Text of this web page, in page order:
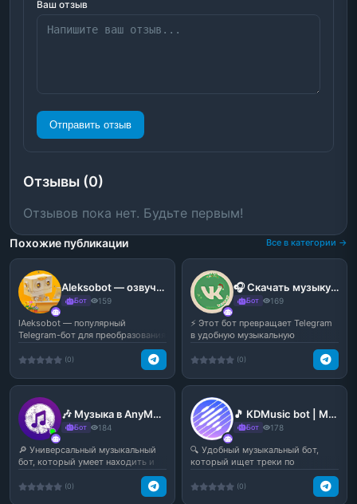
Ваш отзыв
Отправить отзыв
Отзывы (0)
Отзывов пока нет. Будьте первым!
Похожие публикации Все в категории →
Aleksobot — озвучка текста и мемная голосовая генерация | Бот Алёша
Бот 159
lAeksobot — популярный
Telegram-бот для преобразования
(0)
🎧 Скачать музыку | Youtube Music — музыкальный бот в Telegram
Бот 169
⚡️ Этот бот превращает Telegram
в удобную музыкальную
(0)
🎶 Музыка в AnyMelody — умный музыкальный бот в Telegram
Бот 184
🔎 Универсальный музыкальный
бот, который умеет находить и
(0)
🎵 KDMusic bot | Music Search — поиск и скачивание музыки в Telegram
Бот 178
🔍 Удобный музыкальный бот,
который ищет треки по
(0)